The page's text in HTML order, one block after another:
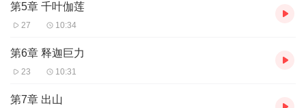
第5章 千叶伽莲
27 10:34
第6章 释迦巨力
23 10:31
第7章 出山